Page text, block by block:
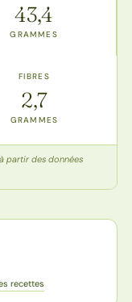
43,4
GRAMMES
FIBRES
2,7
GRAMMES
partir des données
recettes